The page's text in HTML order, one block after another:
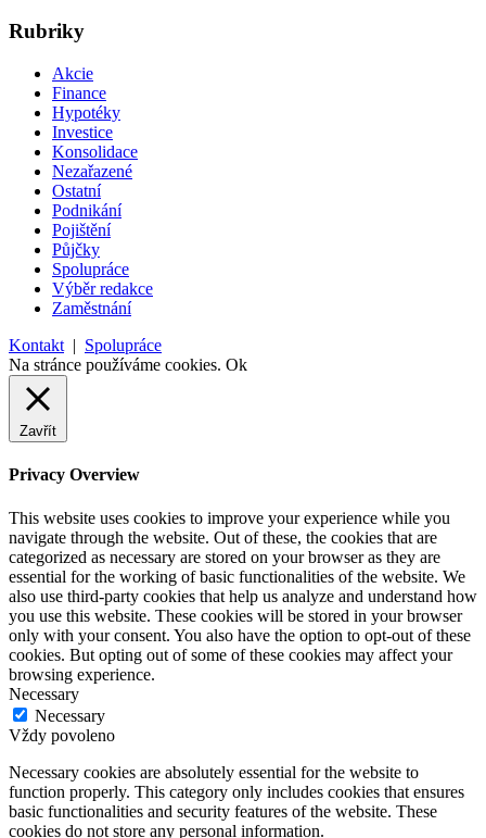
Rubriky
Akcie
Finance
Hypotéky
Investice
Konsolidace
Nezařazené
Ostatní
Podnikání
Pojištění
Půjčky
Spolupráce
Výběr redakce
Zaměstnání
Kontakt | Spolupráce
Na stránce používáme cookies. Ok
Zavřít
Privacy Overview
This website uses cookies to improve your experience while you
navigate through the website. Out of these, the cookies that are
categorized as necessary are stored on your browser as they are
essential for the working of basic functionalities of the website. We
also use third-party cookies that help us analyze and understand how
you use this website. These cookies will be stored in your browser
only with your consent. You also have the option to opt-out of these
cookies. But opting out of some of these cookies may affect your
browsing experience.
Necessary
Necessary
Vždy povoleno
Necessary cookies are absolutely essential for the website to
function properly. This category only includes cookies that ensures
basic functionalities and security features of the website. These
cookies do not store any personal information.